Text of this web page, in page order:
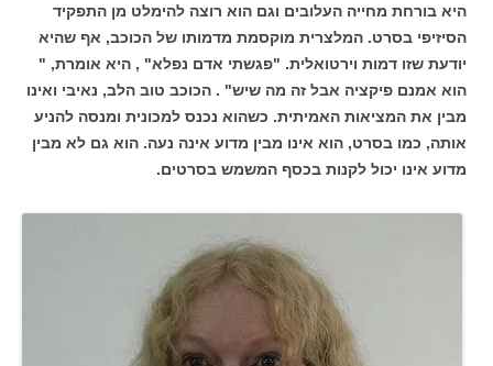
היא בורחת מחייה העלובים וגם הוא רוצה להימלט מן התפקיד
הסיזיפי בסרט. המלצרית מוקסמת מדמותו של הכוכב, אף שהיא
יודעת שזו דמות וירטואלית. "פגשתי אדם נפלא" , היא אומרת, "
הוא אמנם פיקציה אבל זה מה שיש" . הכוכב טוב הלב, נאיבי ואינו
מבין את המציאות האמיתית. כשהוא נכנס למכונית ומנסה להניע
אותה, כמו בסרט, הוא אינו מבין מדוע אינה נעה. הוא גם לא מבין
מדוע אינו יכול לקנות בכסף המשמש בסרטים.